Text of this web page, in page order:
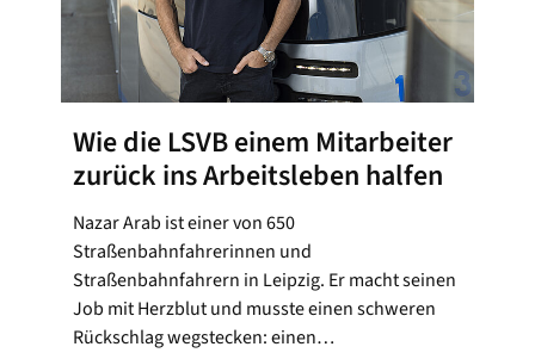
Wie die LSVB einem Mitarbeiter
zurück ins Arbeitsleben halfen
Nazar Arab ist einer von 650
Straßenbahnfahrerinnen und
Straßenbahnfahrern in Leipzig. Er macht seinen
Job mit Herzblut und musste einen schweren
Rückschlag wegstecken: einen…